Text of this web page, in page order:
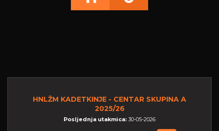
HNLŽM KADETKINJE - CENTAR SKUPINA A
2025/26
Posljednja utakmica: 30-05-2026